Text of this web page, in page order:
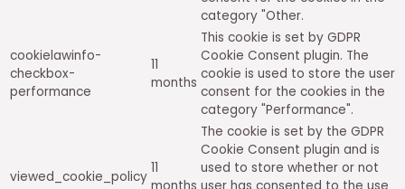
category "Other.
cookielawinfo-
checkbox-
performance
11
months
This cookie is set by GDPR
Cookie Consent plugin. The
cookie is used to store the user
consent for the cookies in the
category "Performance".
viewed_cookie_policy
11
The cookie is set by the GDPR
Cookie Consent plugin and is
used to store whether or not